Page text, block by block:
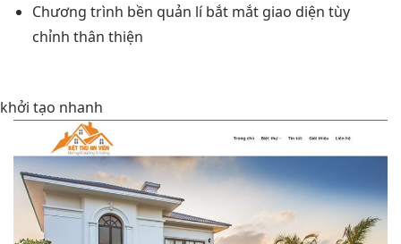
Chương trình bền quản líbắt mắtgiao diện tùy
chỉnh thân thiện
khởi tạo nhanh